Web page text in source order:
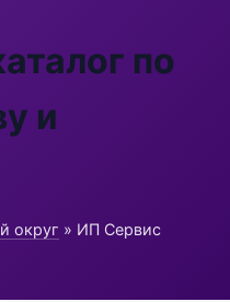
по
и
округ » ИП Сервис